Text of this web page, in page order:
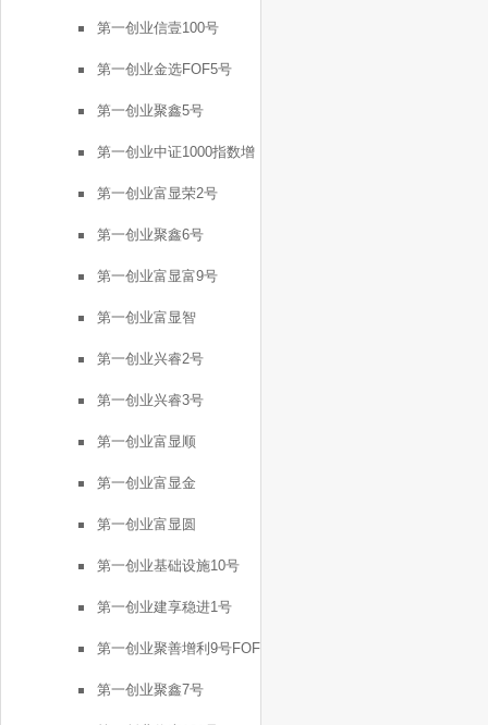
号
第一创业信壹100号
第一创业金选FOF5号
第一创业聚鑫5号
第一创业中证1000指数增
强FOF1号
第一创业富显荣2号
第一创业聚鑫6号
第一创业富显富9号
第一创业富显智
第一创业兴睿2号
第一创业兴睿3号
第一创业富显顺
第一创业富显金
第一创业富显圆
第一创业基础设施10号
第一创业建享稳进1号
第一创业聚善增利9号FOF
第一创业聚鑫7号